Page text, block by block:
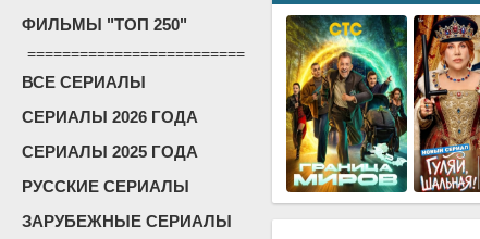
ФИЛЬМЫ "ТОП 250"
=========================
ВСЕ СЕРИАЛЫ
СЕРИАЛЫ 2026 ГОДА
СЕРИАЛЫ 2025 ГОДА
РУССКИЕ СЕРИАЛЫ
ЗАРУБЕЖНЫЕ СЕРИАЛЫ